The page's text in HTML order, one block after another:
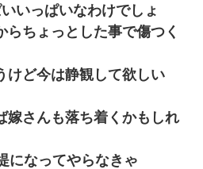
いっぱいなわけでしょ
らちょっとした事で傷つく
けど今は静観して欲しい
嫁さんも落ち着くかもしれ
になってやらなきゃ